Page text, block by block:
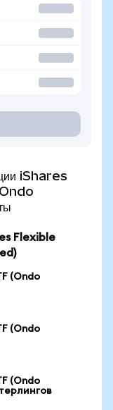
iShares
Flexible
(Ondo
(Ondo
(Ondo